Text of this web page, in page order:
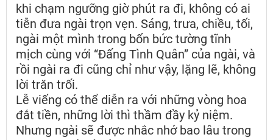
khi chạm ngưỡng giờ phút ra đi, không có ai
tiễn đưa ngài trọn vẹn. Sáng, trưa, chiều, tối,
ngài một mình trong bốn bức tường tĩnh
mịch cùng với “Đấng Tình Quân” của ngài, và
rồi ngài ra đi cũng chỉ như vậy, lặng lẽ, không
lời trăn trối.
Lễ viếng có thể diễn ra với những vòng hoa
đắt tiền, những lời thì thầm đầy kỷ niệm.
Nhưng ngài sẽ được nhắc nhớ bao lâu trong